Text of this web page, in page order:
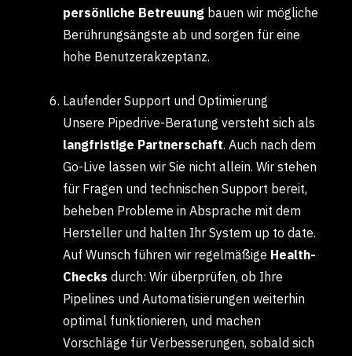
persönliche Betreuung bauen wir mögliche
Berührungsängste ab und sorgen für eine
hohe Benutzerakzeptanz.
Laufender Support und Optimierung
Unsere Pipedrive-Beratung versteht sich als
langfristige Partnerschaft. Auch nach dem
Go-Live lassen wir Sie nicht allein. Wir stehen
für Fragen und technischen Support bereit,
beheben Probleme in Absprache mit dem
Hersteller und halten Ihr System up to date.
Auf Wunsch führen wir regelmäßige Health-
Checks durch: Wir überprüfen, ob Ihre
Pipelines und Automatisierungen weiterhin
optimal funktionieren, und machen
Vorschläge für Verbesserungen, sobald sich